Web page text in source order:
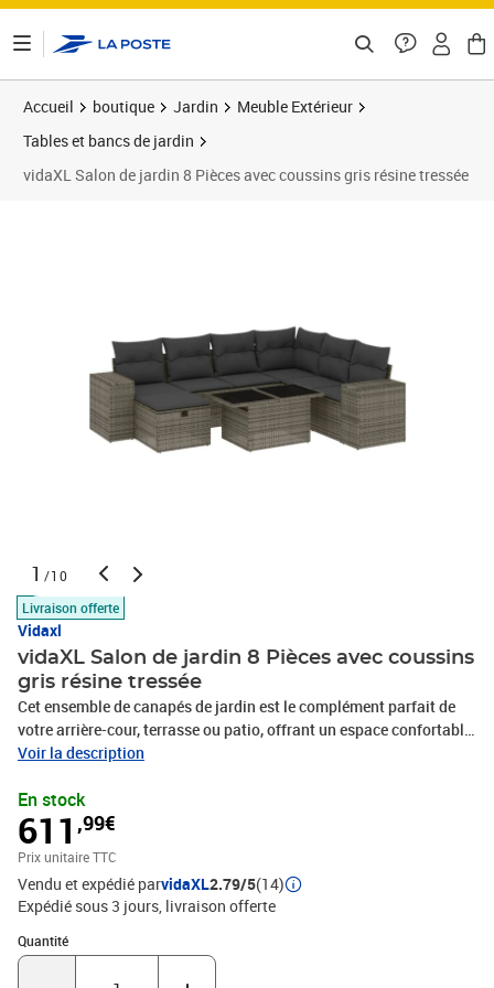
Accueil boutique Jardin
Meuble Extérieur
Tables et bancs de jardin
vidaXL Salon de jardin 8 Pièces avec coussins gris résine tressée
1 /10
Livraison offerte
Vidaxl
vidaXL Salon de jardin 8 Pièces avec coussins
gris résine tressée
Cet ensemble de canapés de jardin est le complément parfait de
votre arrière-cour, terrasse ou patio, offrant un espace confortable
et accueillant pour discuter avec la famille et les amis ou
la résine tressée, également connue sous le nom de poly rotin, est
un matériau synthétique solide et nécessitant peu d'entretien qui
ressemble au rotin naturel. Il est léger, facile à nettoyer et
couramment utilisé pour les meubles d'extérieur en raison de sa
durabilité et de ses propriétés de résistance aux
intempéries.Dessus de table réglable : le dessus de table peut être
soulevé pour rendre la table plus haute, ce qui transforme la table
d'extérieur d'une table basse à une table de salle à manger. Elle est
Voir la description
En stock
611 ,99€
Prix unitaire TTC
Vendu et expédié parvidaXL2.79/5(14)
Expédié sous 3 jours livraison offerte
Quantité
Quantité : 1